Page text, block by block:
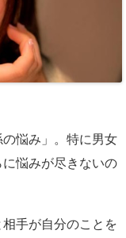
悩み」。特に男女
悩みが尽きないの
相手が自分のことを